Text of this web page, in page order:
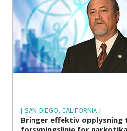
| SAN DIEGO, CALIFORNIA |
Bringer effektiv opplysning